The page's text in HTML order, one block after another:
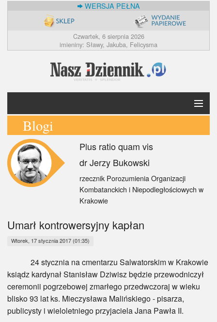
WERSJA PEŁNA
Czwartek, 6 sierpnia 2026
imieniny: Sławy, Jakuba, Felicysma
Krótko
Polska
Świat
Wiara
Sport
BlogAiD
Zaproszenia
Blogi
Plus ratio quam vis
dr Jerzy Bukowski
rzecznik Porozumienia Organizacji
Kombatanckich i Niepodległościowych w
Krakowie
Umarł kontrowersyjny kapłan
Wtorek, 17 stycznia 2017 (01:35)
24 stycznia na cmentarzu Salwatorskim w Krakowie
ksiądz kardynał Stanisław Dziwisz będzie przewodniczył
ceremonii pogrzebowej zmarłego przedwczoraj w wieku
blisko 93 lat ks. Mieczysława Malińskiego - pisarza,
publicysty i wieloletniego przyjaciela Jana Pawła II.